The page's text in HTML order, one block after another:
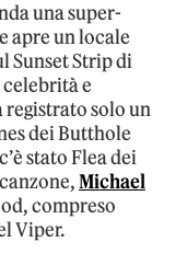
una super-
apre un locale
Sunset Strip di
e
registrato solo un
dei Butthole
stato Flea dei
Michael
compreso
Viper.